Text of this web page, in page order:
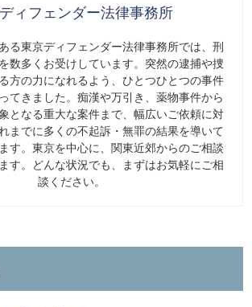
ィフェンダー法律事務所
る東京ディフェンダー法律事務所では、刑
数多くお受けしています。突然の逮捕や捜
方の力になれるよう、ひとつひとつの事件
てきました。痴漢や万引き、薬物事件から
となる重大な案件まで、幅広いご依頼に対
までに多くの不起訴・無罪の結果を導いて
す。東京を中心に、関東近郊からのご相談
す。どんな状況でも、まずはお気軽にご相
談ください。